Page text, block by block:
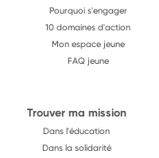
Pourquoi s'engager
10 domaines d'action
Mon espace jeune
FAQ jeune
Trouver ma mission
Dans l'éducation
Dans la solidarité